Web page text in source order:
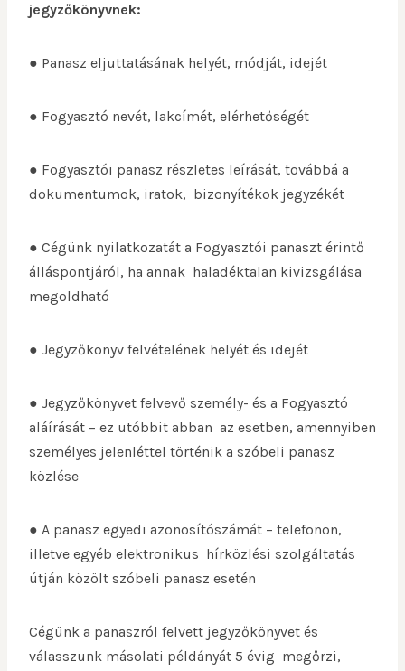
jegyzőkönyvnek:
● Panasz eljuttatásának helyét, módját, idejét
● Fogyasztó nevét, lakcímét, elérhetőségét
● Fogyasztói panasz részletes leírását, továbbá a
dokumentumok, iratok, bizonyítékok jegyzékét
● Cégünk nyilatkozatát a Fogyasztói panaszt érintő
álláspontjáról, ha annak haladéktalan kivizsgálása
megoldható
● Jegyzőkönyv felvételének helyét és idejét
● Jegyzőkönyvet felvevő személy- és a Fogyasztó
aláírását – ez utóbbit abban az esetben, amennyiben
személyes jelenléttel történik a szóbeli panasz
közlése
● A panasz egyedi azonosítószámát – telefonon,
illetve egyéb elektronikus hírközlési szolgáltatás
útján közölt szóbeli panasz esetén
Cégünk a panaszról felvett jegyzőkönyvet és
válasszunk másolati példányát 5 évig megőrzi,